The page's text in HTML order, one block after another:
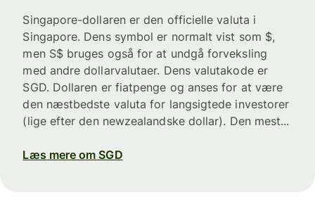
Singapore-dollaren er den officielle valuta i
Singapore. Dens symbol er normalt vist som $,
men S$ bruges også for at undgå forveksling
med andre dollarvalutaer. Dens valutakode er
SGD. Dollaren er fiatpenge og anses for at være
den næstbedste valuta for langsigtede investorer
(lige efter den newzealandske dollar). Den mest...
Læs mere om SGD